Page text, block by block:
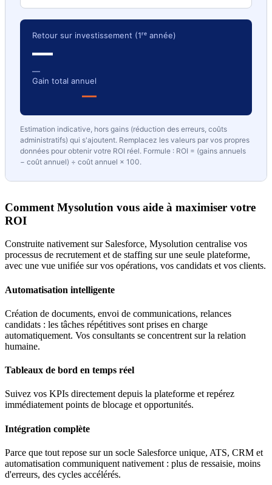
Retour sur investissement (1ʳᵉ année)
—
—
Gain total annuel
—
Estimation indicative, hors gains (réduction des erreurs, coûts
administratifs) qui s'ajoutent. Remplacez les valeurs par vos propres
données pour obtenir votre ROI réel. Formule : ROI = (gains annuels
− coût annuel) ÷ coût annuel × 100.
Comment Mysolution vous aide à maximiser votre
ROI
Construite nativement sur Salesforce, Mysolution centralise vos
processus de recrutement et de staffing sur une seule plateforme,
avec une vue unifiée sur vos opérations, vos candidats et vos clients.
Automatisation intelligente
Création de documents, envoi de communications, relances
candidats : les tâches répétitives sont prises en charge
automatiquement. Vos consultants se concentrent sur la relation
humaine.
Tableaux de bord en temps réel
Suivez vos KPIs directement depuis la plateforme et repérez
immédiatement points de blocage et opportunités.
Intégration complète
Parce que tout repose sur un socle Salesforce unique, ATS, CRM et
automatisation communiquent nativement : plus de ressaisie, moins
d'erreurs, des cycles accélérés.